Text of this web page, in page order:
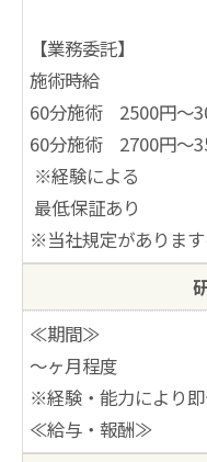
【業務委託】
施術時給
60分施術 2500円～
60分施術 2700円～
※経験による
最低保証あり
※当社規定がありま
≪期間≫
～ヶ月程度
※経験・能力により
≪給与・報酬≫